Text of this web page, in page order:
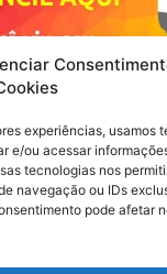
experiências, usamos
e/ou acessar
tecnologias nos
navegação ou IDs
pode afetar
comunitário para